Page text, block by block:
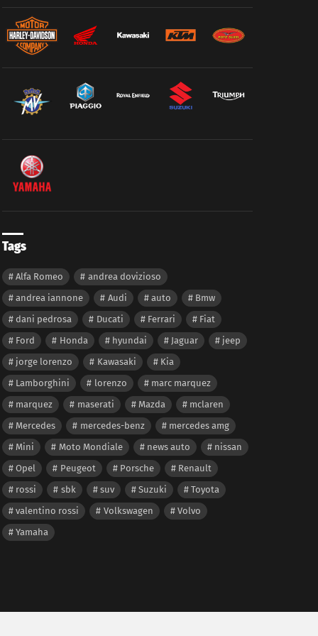
Tags
Alfa Romeo
andrea dovizioso
andrea iannone
Audi auto
Bmw
dani pedrosa
Ducati Ferrari
Fiat
Ford
Honda hyundai Jaguar
jeep
jorge lorenzo
Kawasaki
Kia
Lamborghini
lorenzo
marc marquez
marquez
maserati Mazda
mclaren
Mercedes
mercedes-benz
mercedes amg
Mini
Moto Mondiale news auto
nissan
Opel
Peugeot Porsche
Renault
rossi
sbk suv Suzuki
Toyota
valentino rossi
Volkswagen
Volvo
Yamaha